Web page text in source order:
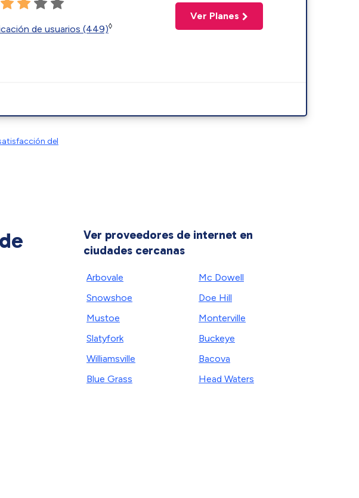
de usuarios (449)◊
Ver Planes
del
Ver proveedores de internet en
ciudades cercanas
Arbovale
Snowshoe
Mustoe
Slatyfork
Williamsville
Blue Grass
Mc Dowell
Doe Hill
Monterville
Buckeye
Bacova
Head Waters